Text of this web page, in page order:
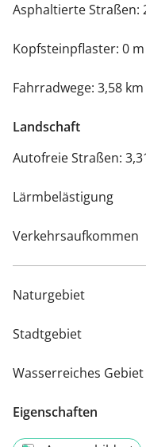
Asphaltierte Straßen:
Kopfsteinpflaster: 0 m
Fahrradwege: 3,58 km
Landschaft
Autofreie Straßen:
Lärmbelästigung
Verkehrsaufkommen
Naturgebiet
Stadtgebiet
Wasserreiches Gebiet
Eigenschaften